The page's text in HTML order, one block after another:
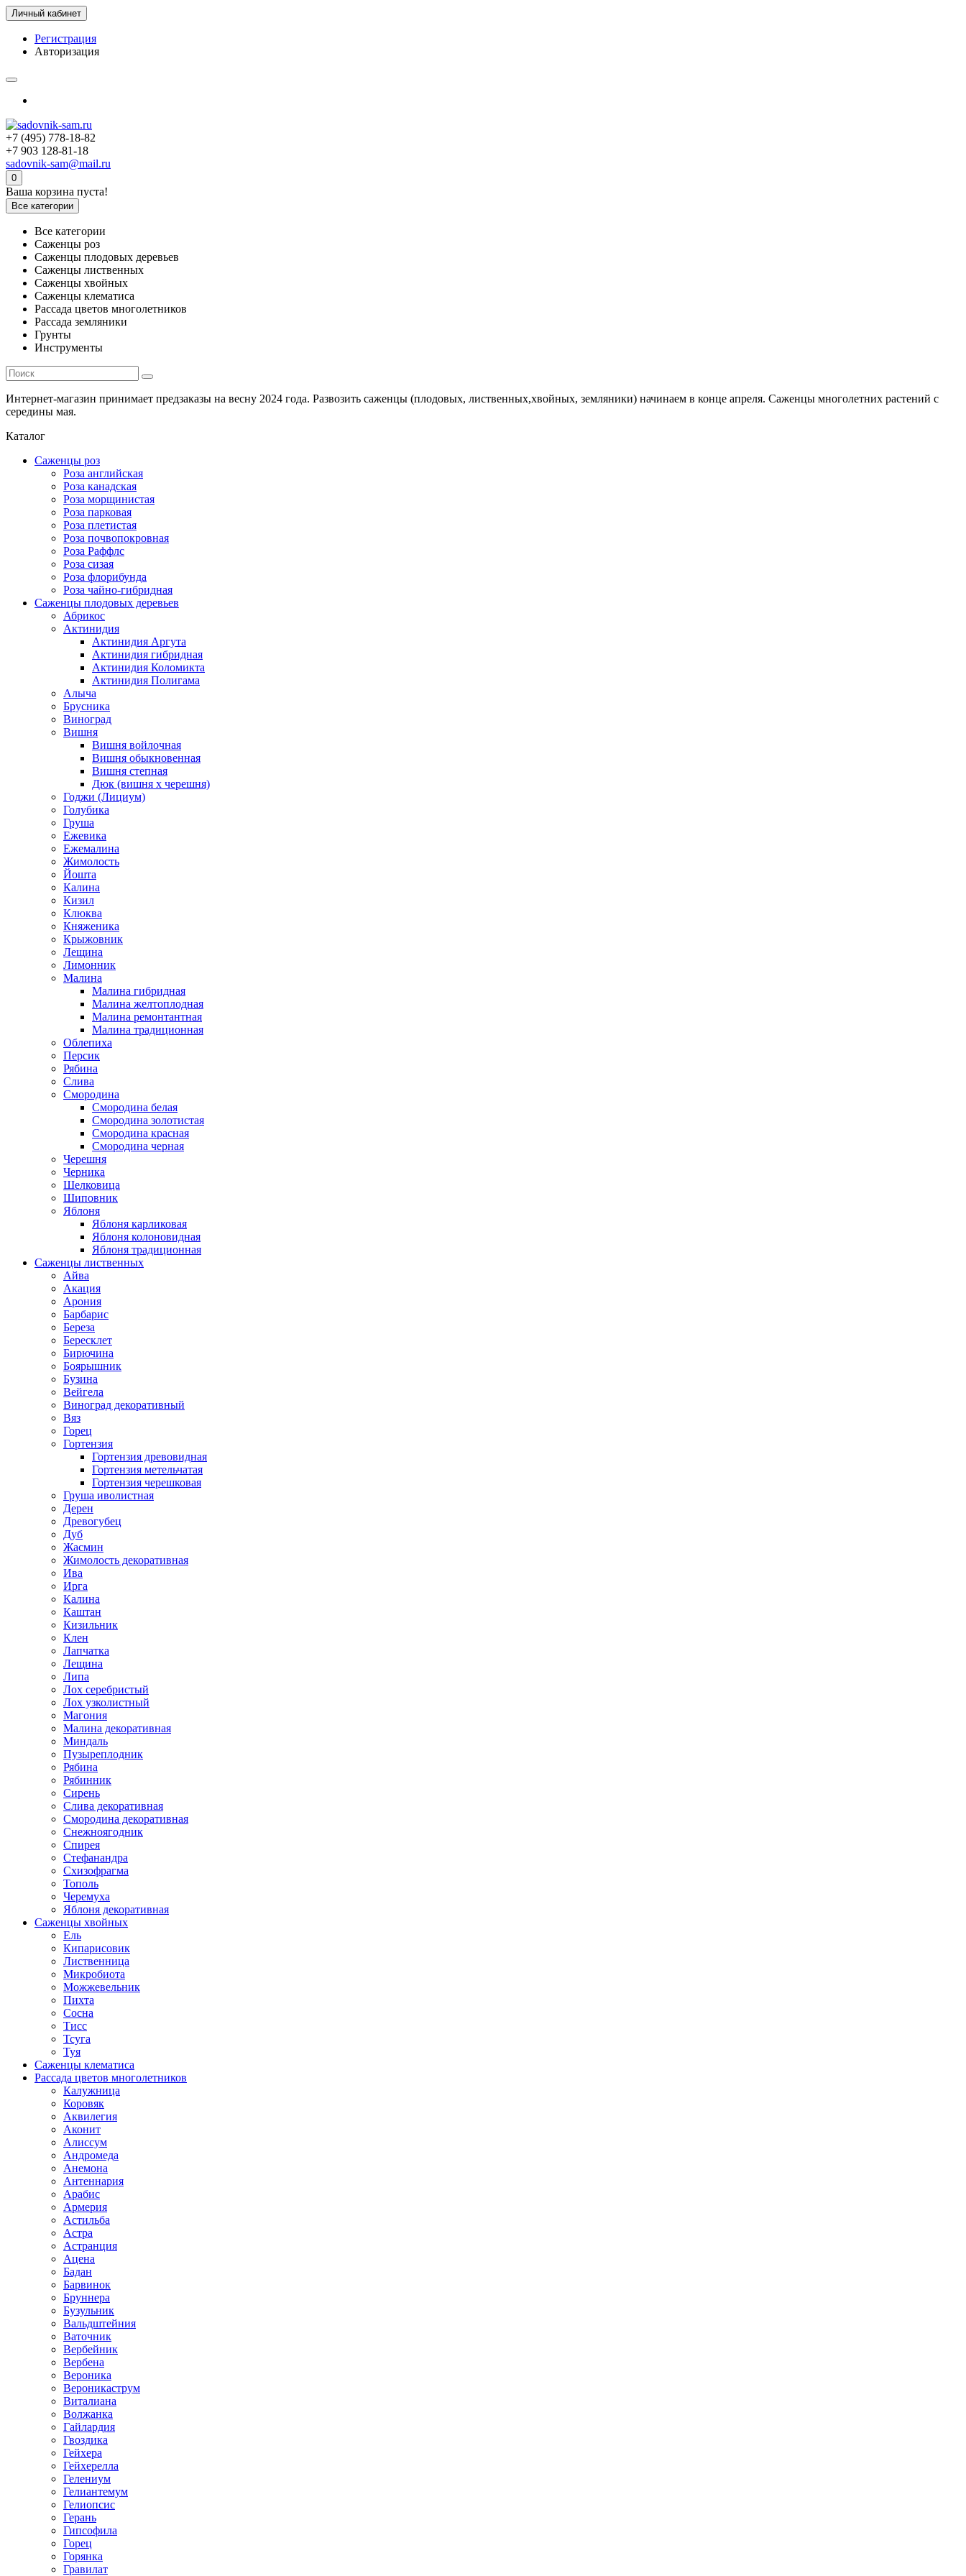
Личный кабинет
Регистрация
Авторизация
+7 (495) 778-18-82
+7 903 128-81-18
sadovnik-sam@mail.ru
0
Ваша корзина пуста!
Все категории
Все категории
Саженцы роз
Саженцы плодовых деревьев
Саженцы лиственных
Саженцы хвойных
Саженцы клематиса
Рассада цветов многолетников
Рассада земляники
Грунты
Инструменты
Интернет-магазин принимает предзаказы на весну 2024 года. Развозить саженцы (плодовых, лиственных,хвойных, земляники) начинаем в конце апреля. Саженцы многолетних растений с
середины мая.
Каталог
Саженцы роз
Роза английская
Роза канадская
Роза морщинистая
Роза парковая
Роза плетистая
Роза почвопокровная
Роза Раффлс
Роза сизая
Роза флорибунда
Роза чайно-гибридная
Саженцы плодовых деревьев
Абрикос
Актинидия
Актинидия Аргута
Актинидия гибридная
Актинидия Коломикта
Актинидия Полигама
Алыча
Брусника
Виноград
Вишня
Вишня войлочная
Вишня обыкновенная
Вишня степная
Дюк (вишня х черешня)
Годжи (Лициум)
Голубика
Груша
Ежевика
Ежемалина
Жимолость
Йошта
Калина
Кизил
Клюква
Княженика
Крыжовник
Лещина
Лимонник
Малина
Малина гибридная
Малина желтоплодная
Малина ремонтантная
Малина традиционная
Облепиха
Персик
Рябина
Слива
Смородина
Смородина белая
Смородина золотистая
Смородина красная
Смородина черная
Черешня
Черника
Шелковица
Шиповник
Яблоня
Яблоня карликовая
Яблоня колоновидная
Яблоня традиционная
Саженцы лиственных
Айва
Акация
Арония
Барбарис
Береза
Бересклет
Бирючина
Боярышник
Бузина
Вейгела
Виноград декоративный
Вяз
Горец
Гортензия
Гортензия древовидная
Гортензия метельчатая
Гортензия черешковая
Груша иволистная
Дерен
Древогубец
Дуб
Жасмин
Жимолость декоративная
Ива
Ирга
Калина
Каштан
Кизильник
Клен
Лапчатка
Лещина
Липа
Лох серебристый
Лох узколистный
Магония
Малина декоративная
Миндаль
Пузыреплодник
Рябина
Рябинник
Сирень
Слива декоративная
Смородина декоративная
Снежноягодник
Спирея
Стефанандра
Схизофрагма
Тополь
Черемуха
Яблоня декоративная
Саженцы хвойных
Ель
Кипарисовик
Лиственница
Микробиота
Можжевельник
Пихта
Сосна
Тисс
Тсуга
Туя
Саженцы клематиса
Рассада цветов многолетников
Калужница
Коровяк
Аквилегия
Аконит
Алиссум
Андромеда
Анемона
Антеннария
Арабис
Армерия
Астильба
Астра
Астранция
Ацена
Бадан
Барвинок
Бруннера
Бузульник
Вальдштейния
Ваточник
Вербейник
Вербена
Вероника
Вероникаструм
Виталиана
Волжанка
Гайлардия
Гвоздика
Гейхера
Гейхерелла
Гелениум
Гелиантемум
Гелиопсис
Герань
Гипсофила
Горец
Горянка
Гравилат